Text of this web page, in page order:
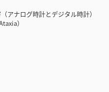
アナログ時計とデジタル時計）
）